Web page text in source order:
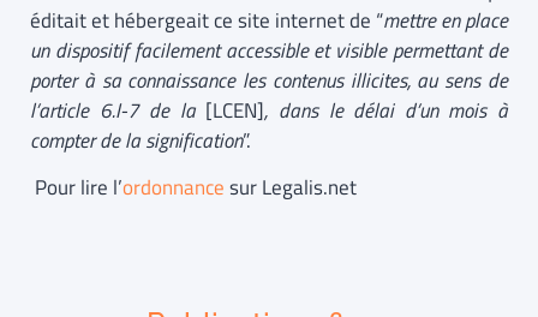
éditait et hébergeait ce site internet de “mettre en place
un dispositif facilement accessible et visible permettant de
porter à sa connaissance les contenus illicites, au sens de
l’article 6.I-7 de la [LCEN], dans le délai d’un mois à
compter de la signification”.
Pour lire l’ordonnancesur Legalis.net